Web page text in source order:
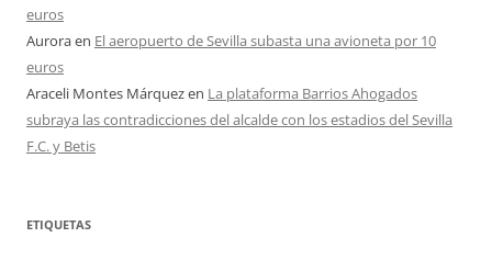
euros
Auroraen El aeropuerto de Sevilla subasta una avioneta por 10
euros
Araceli Montes Márquezen La plataforma Barrios Ahogados
subraya las contradicciones del alcalde con los estadios del Sevilla
F.C. y Betis
ETIQUETAS